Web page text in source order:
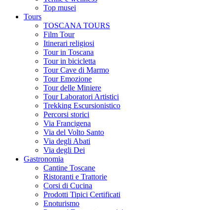
Top musei
Tours
TOSCANA TOURS
Film Tour
Itinerari religiosi
Tour in Toscana
Tour in bicicletta
Tour Cave di Marmo
Tour Emozione
Tour delle Miniere
Tour Laboratori Artistici
Trekking Escursionistico
Percorsi storici
Via Francigena
Via del Volto Santo
Via degli Abati
Via degli Dei
Gastronomia
Cantine Toscane
Ristoranti e Trattorie
Corsi di Cucina
Prodotti Tipici Certificati
Enoturismo